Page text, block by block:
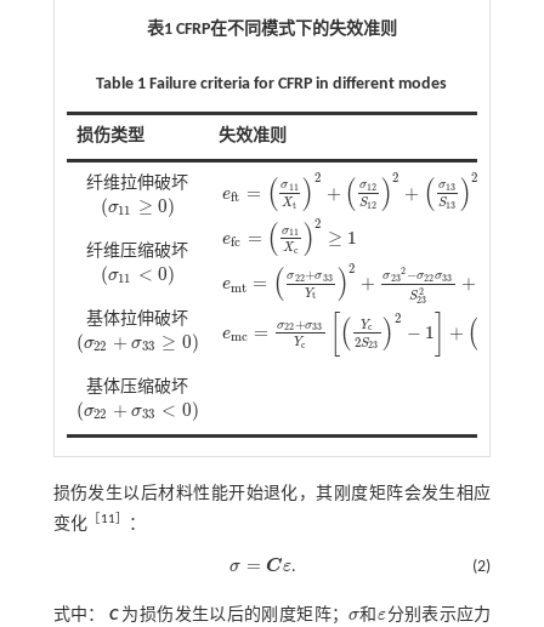
表1 CFRP在不同模式下的失效准则
Table 1 Failure criteria for CFRP in different modes
损伤类型 失效准则
纤维拉伸破坏
(σ11 ≥ 0)
σ11≥ 0
eft = ( σ11
Xt ) 2
+ ( σ12
S12 )2
+ ( σ13
S13 )2
efc = ( σ11
Xc )2
≥ 1
emt = ( σ22+σ33
Yt )2
+ σ23
2 −σ22σ33
S2
23
+
emc = σ22+σ33
Yc ( Yc
2S23 ) 2
− 1 + (
Xt σ 122 S13
纤维压缩破坏
(σ11 < 0)
σ11< 0
基体拉伸破坏
(σ22 + σ33 ≥ 0)
σ22+ σ33≥0
基体压缩破坏
(σ22 + σ33 < 0)
σ22+ σ33<0
损伤发生以后材料性能开始退化，其刚度矩阵会发生相应
变化
11 ：
σ = Cε
σ= Cε . (2)
式中：C为损伤发生以后的刚度矩阵； σ
σ和 ε
ε分别表示应力